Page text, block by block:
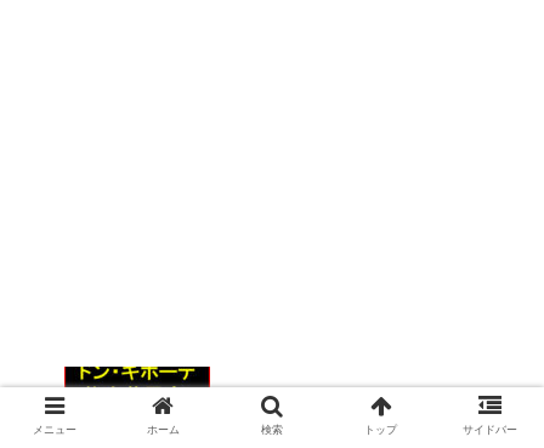
ドン・キホーテ熊本荒尾店（仮称）2022
年8月29日オープンを計画｜熊本県荒尾市
メニュー ホーム 検索 トップ サイドバー